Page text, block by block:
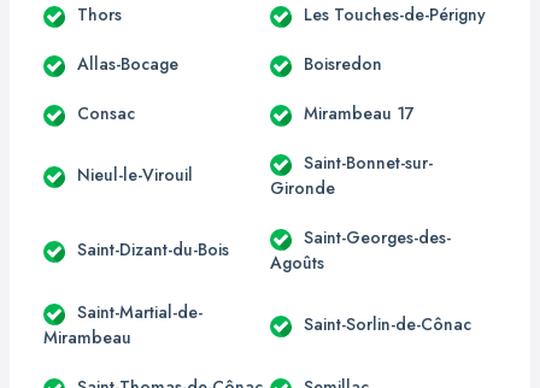
Thors Les Touches-de-Périgny
Allas-Bocage Boisredon
Consac Mirambeau 17
Nieul-le-Virouil
Saint-Bonnet-sur-
Gironde
Saint-Dizant-du-Bois
Saint-Georges-des-
Agoûts
Saint-Martial-de-
Mirambeau
Saint-Sorlin-de-Cônac